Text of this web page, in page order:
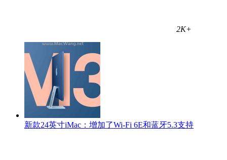
2K+
新款24英寸iMac：增加了Wi-Fi 6E和蓝牙5.3支持